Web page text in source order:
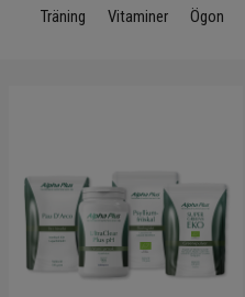
Träning Vitaminer Ögon